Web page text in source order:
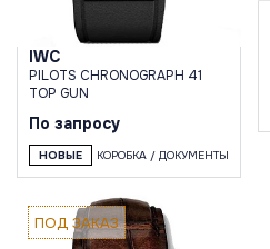
IWC
PILOTS CHRONOGRAPH 41
TOP GUN
По запросу
НОВЫЕ КОРОБКА / ДОКУМЕНТЫ
ПОД ЗАКАЗ